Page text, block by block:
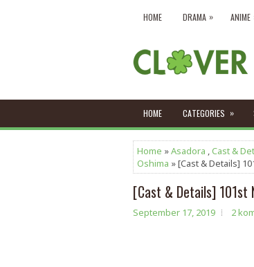
HOME DRAMA » ANIME
HOME CATEGORIES »
Home »Asadora ,Cast &
Oshima » [Cast & Details]
[Cast & Details] 101st
September 17, 2019 2